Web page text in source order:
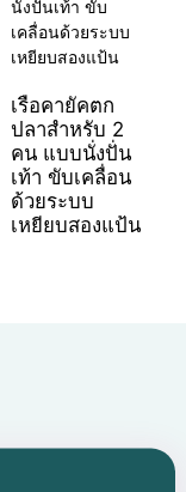
เรือคายัคตก
ปลาสำหรับ 2
คน แบบนั่งปั่น
เท้า ขับเคลื่อน
ด้วยระบบ
เหยียบสองแป้น